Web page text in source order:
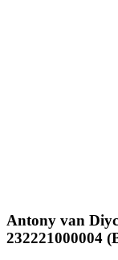
Antony van
232221000004